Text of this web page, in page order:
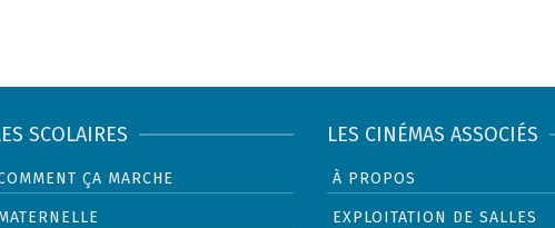
SCOLAIRES
ÇA MARCHE
LES CINÉMAS ASSOCIÉS
À PROPOS
EXPLOITATION DE SALLES